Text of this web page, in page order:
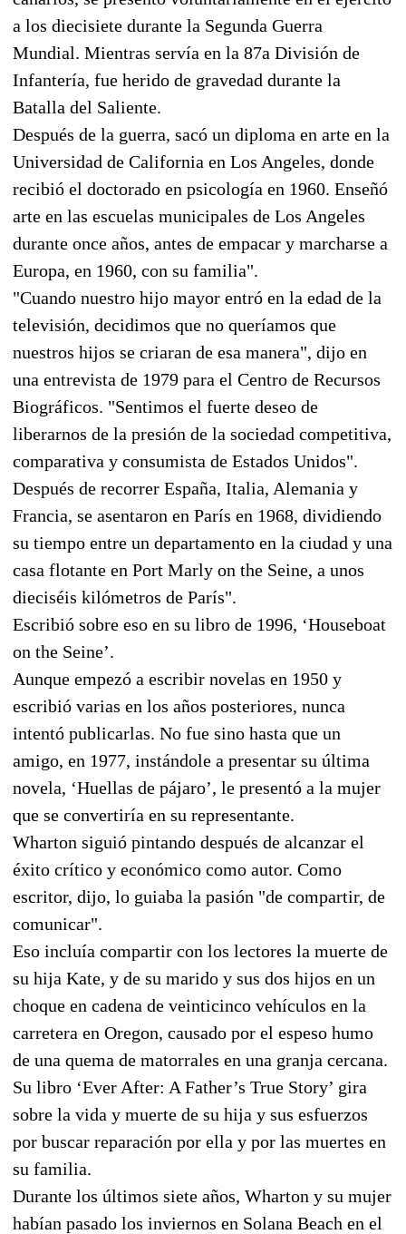
a los diecisiete durante la Segunda Guerra
Mundial. Mientras servía en la 87a División de
Infantería, fue herido de gravedad durante la
Batalla del Saliente.
Después de la guerra, sacó un diploma en arte en la
Universidad de California en Los Angeles, donde
recibió el doctorado en psicología en 1960. Enseñó
arte en las escuelas municipales de Los Angeles
durante once años, antes de empacar y marcharse a
Europa, en 1960, con su familia".
"Cuando nuestro hijo mayor entró en la edad de la
televisión, decidimos que no queríamos que
nuestros hijos se criaran de esa manera", dijo en
una entrevista de 1979 para el Centro de Recursos
Biográficos. "Sentimos el fuerte deseo de
liberarnos de la presión de la sociedad competitiva,
comparativa y consumista de Estados Unidos".
Después de recorrer España, Italia, Alemania y
Francia, se asentaron en París en 1968, dividiendo
su tiempo entre un departamento en la ciudad y una
casa flotante en Port Marly on the Seine, a unos
dieciséis kilómetros de París".
Escribió sobre eso en su libro de 1996, ‘Houseboat
on the Seine’.
Aunque empezó a escribir novelas en 1950 y
escribió varias en los años posteriores, nunca
intentó publicarlas. No fue sino hasta que un
amigo, en 1977, instándole a presentar su última
novela, ‘Huellas de pájaro’, le presentó a la mujer
que se convertiría en su representante.
Wharton siguió pintando después de alcanzar el
éxito crítico y económico como autor. Como
escritor, dijo, lo guiaba la pasión "de compartir, de
comunicar".
Eso incluía compartir con los lectores la muerte de
su hija Kate, y de su marido y sus dos hijos en un
choque en cadena de veinticinco vehículos en la
carretera en Oregon, causado por el espeso humo
de una quema de matorrales en una granja cercana.
Su libro ‘Ever After: A Father’s True Story’ gira
sobre la vida y muerte de su hija y sus esfuerzos
por buscar reparación por ella y por las muertes en
su familia.
Durante los últimos siete años, Wharton y su mujer
habían pasado los inviernos en Solana Beach en el